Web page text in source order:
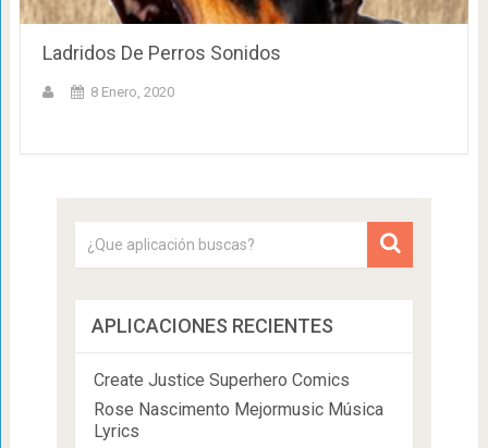
Ladridos De Perros Sonidos
8 Enero, 2020
APLICACIONES RECIENTES
Create Justice Superhero Comics
Rose Nascimento Mejormusic Música
Lyrics